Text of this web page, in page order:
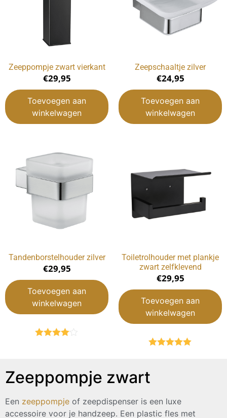
Zeeppompje zwart vierkant
€29,95
Toevoegen aan
winkelwagen
Zeepschaaltje zilver
€24,95
Toevoegen aan
winkelwagen
Tandenborstelhouder zilver
€29,95
Toevoegen aan
winkelwagen
Toiletrolhouder met plankje
zwart zelfklevend
€29,95
Toevoegen aan
winkelwagen
Zeeppompje zwart
Een zeeppompje of zeepdispenser is een luxe
accessoire voor je handzeep. Een plastic fles met